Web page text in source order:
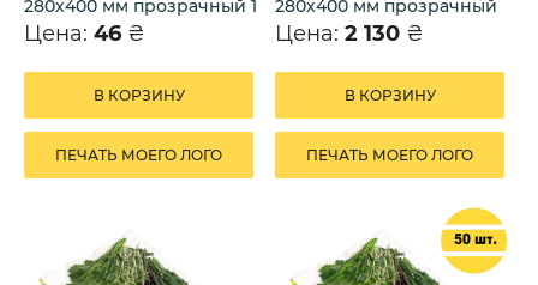
280х400 мм прозрачный 1
шт.
Цена: 46 ₴
В КОРЗИНУ
ПЕЧАТЬ МОЕГО ЛОГО
280х400 мм прозрачный
50 шт.
Цена: 2 130 ₴
В КОРЗИНУ
ПЕЧАТЬ МОЕГО ЛОГО